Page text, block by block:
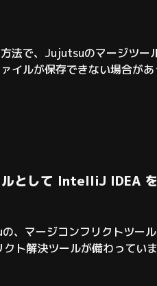
法で、Jujutsuのマージツー
イルが保存できない場合が
として IntelliJ IDEA を
、マージコンフリクトツー
ト解決ツールが備わってい